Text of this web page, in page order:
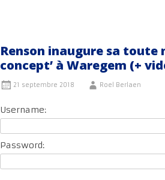
Renson inaugure sa toute
concept’ à Waregem (+
21 septembre 2018 Roel Berlaen
Username:
Password: